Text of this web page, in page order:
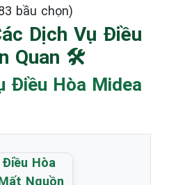
bầu chọn)
Dịch Vụ Điều
Quan 🛠️
Điều Hòa Midea